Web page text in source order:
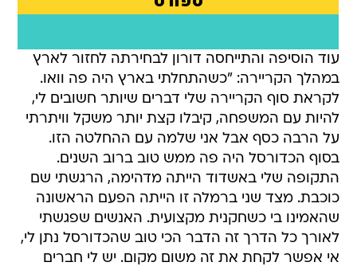
עוד הוסיפה והתייחסה דורון לבחירתה לחזור לארץ
במהלך הקריירה: "כשהתחלתי בארץ היה פה וואו.
לקראת סוף הקריירה שלי דברים שיותר חשובים לי,
להיות עם המשפחה, קיבלו קצת יותר משקל וויתרתי
על הרבה כסף אבל אני שלמה עם ההחלטה הזו.
בסוף הכדורסל היה פה ממש טוב ברוב השנים.
התקופה שלי באשדוד הייתה מדהימה, הרגשתי שם
כוכבת. מצד שני ברמלה זו הייתה הפעם הראשונה
שהאמינו בי כשחקנית מקצועית. האנשים שפגשתי
לאורך כל הדרך זה הדבר הכי טוב שהכדורסל נתן לי,
אי אפשר לקחת את זה משום מקום. יש לי חברים